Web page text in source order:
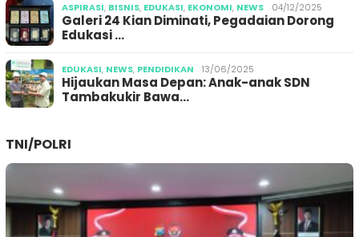
ASPIRASI, BISNIS, EDUKASI, EKONOMI, NEWS 04/12/2025
Galeri 24 Kian Diminati, Pegadaian Dorong
Edukasi …
EDUKASI, NEWS, PENDIDIKAN 13/06/2025
Hijaukan Masa Depan: Anak-anak SDN
Tambakukir Bawa…
TNI/POLRI